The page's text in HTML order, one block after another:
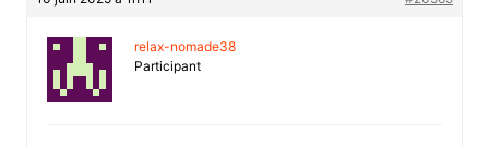
relax-nomade38
Participant